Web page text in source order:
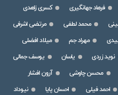
فرهاد جهانگیری
کسری زاهدی
محمد لطفی
مرتضی اشرفی
مهراد جم
میلاد افضلی
نوید زردی یاسان
یوسف جمالی
محسن چاوشی
آرون افشار
احمد فیلی احسان پایا نیوداد